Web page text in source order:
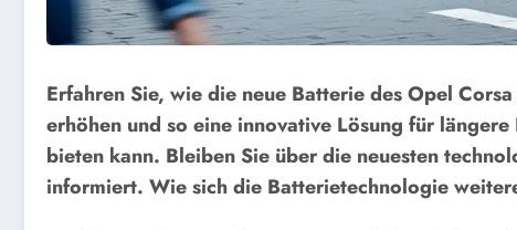
Erfahren Sie, wie die neue Batterie des Opel
erhöhen und so eine innovative Lösung für
bieten kann. Bleiben Sie über die neuesten
informiert. Wie sich die Batterietechnologie